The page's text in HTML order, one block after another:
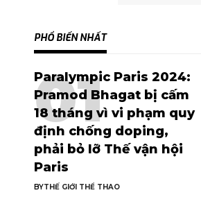
PHỔ BIẾN NHẤT
Paralympic Paris 2024:
Pramod Bhagat bị cấm
18 tháng vì vi phạm quy
định chống doping,
phải bỏ lỡ Thế vận hội
Paris
BYTHẾ GIỚI THỂ THAO